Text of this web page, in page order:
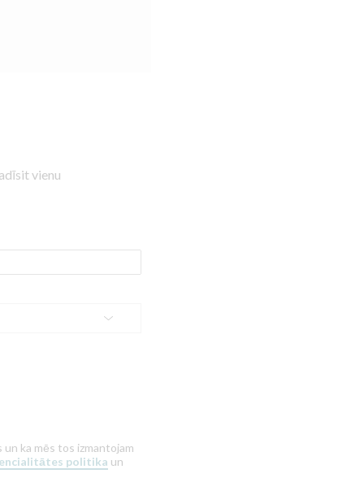
vienu
ka mēs tos izmantojam
politika un